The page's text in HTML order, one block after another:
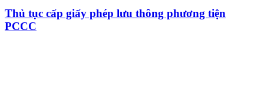
Thủ tục cấp giấy phép lưu thông phương tiện
PCCC